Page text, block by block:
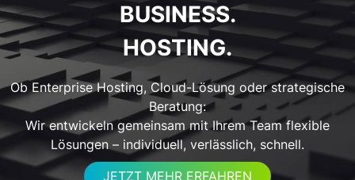
BUSINESS.
HOSTING.
Ob Enterprise Hosting, Cloud-Lösung oder strategische
Beratung:
Wir entwickeln gemeinsam mit Ihrem Team flexible
Lösungen – individuell, verlässlich, schnell.
JETZT MEHR ERFAHREN